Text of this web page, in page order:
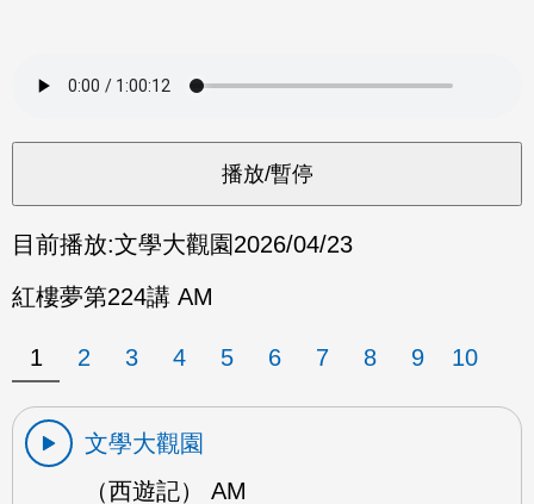
目前播放:文學大觀園2026/04/23
紅樓夢第224講 AM
1 2 3 4 5 6 7 8 9 10
文學大觀園
（西遊記） AM